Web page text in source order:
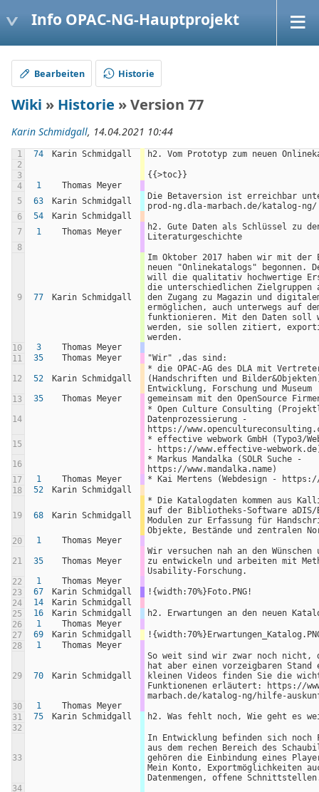
Info OPAC-NG-Hauptprojekt
Bearbeiten Historie
Wiki » Historie » Version 77
Karin Schmidgall, 14.04.2021 10:44
1 74 Karin Schmidgall
h2. Vom Prototyp zum neuen
2
3
{{>toc}}
4
1
Thomas Meyer
5
63 Karin Schmidgall
Die Betaversion ist erreichbar
prod-ng.dla-marbach.de/katalog-ng/
6
54
Karin Schmidgall
7
1 Thomas Meyer
h2. Gute Daten als Schlüssel zu
Literaturgeschichte
8
9 77 Karin Schmidgall
Im Oktober 2017 haben wir mit der
neuen "Onlinekatalogs" begonnen.
will die qualitativ hochwertige
die unterschiedlichen
den Zugang zu Magazin und
ermöglichen, auch unterwegs auf
funktionieren. Mit den Daten soll
werden, sie sollen zitiert,
werden.
10
3
Thomas Meyer
11
35 Thomas Meyer "Wir" ,das sind:
12 52 Karin Schmidgall
* die OPAC-AG des DLA mit
(Handschriften und
Entwicklung, Forschung und Museum
13
35 Thomas Meyer gemeinsam mit den OpenSource
14
* Open Culture Consulting
Datenprozessierung -
https://
15
* effective webwork GmbH (Typo3/
- https://www.effective-
16
* Markus Mandalka (SOLR Suche -
https://www.mandalka.name)
17
1 Thomas Meyer
* Kai Mertens (Webdesign - https://
18
52 Karin Schmidgall
19 68 Karin Schmidgall
* Die Katalogdaten kommen aus
auf der Bibliotheks-Software aDIS/
Modulen zur Erfassung für
Objekte, Bestände und zentralen
20
1 Thomas Meyer
21 35 Thomas Meyer
Wir versuchen nah an den
zu entwickeln und arbeiten mit
Usability-Forschung.
22
1
Thomas Meyer
23
67 Karin Schmidgall
!{width:70%}Foto.PNG!
24
14
Karin Schmidgall
25
16 Karin Schmidgall
h2. Erwartungen an den neuen
26
1
Thomas Meyer
27
69 Karin Schmidgall
28
1 Thomas Meyer
29 70 Karin Schmidgall
So weit sind wir zwar noch nicht,
hat aber einen vorzeigbaren
kleinen Videos finden Sie die
Funktionenen erläutert: https://
marbach.de/katalog-ng/hilfe-
30
1
Thomas Meyer
31
75 Karin Schmidgall
h2. Was fehlt noch, Wie geht es
32
33
In Entwicklung befinden sich noch
aus dem rechen Bereich des
gehören die Einbindung eines
Mein Konto, Exportmöglichkeiten
Datenmengen, offene
34